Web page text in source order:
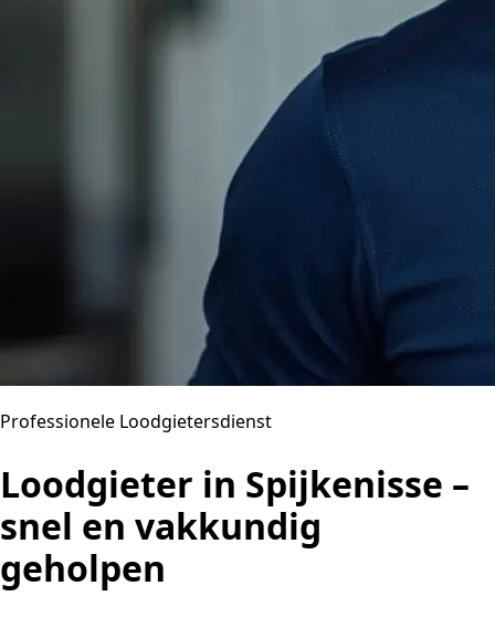
Professionele Loodgietersdienst
Loodgieter in Spijkenisse –
snel en vakkundig
geholpen